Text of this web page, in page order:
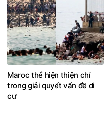
Maroc thể hiện thiện chí
trong giải quyết vấn đề di
cư